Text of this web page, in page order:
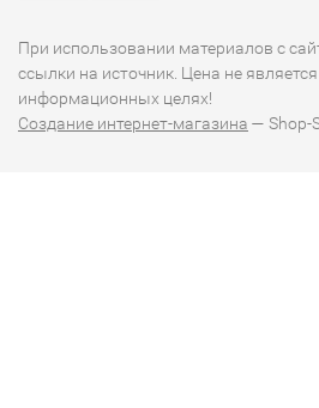
банкнотах или других аспектах
дайте знать!
При использовании материалов с
ссылки на источник. Цена не
информационных целях!
Создание интернет-магазина — Shop-